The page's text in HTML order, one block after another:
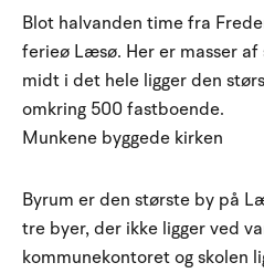
Blot halvanden time fra
ferieø Læsø. Her er masser af
midt i det hele ligger den
omkring 500 fastboende.
Munkene byggede kirken
Byrum er den største by på
tre byer, der ikke ligger ved
kommunekontoret og skolen